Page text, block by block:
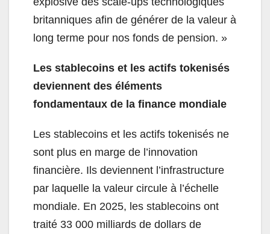
britanniques afin de générer de la valeur à
long terme pour nos fonds de pension. »
Les stablecoins et les actifs tokenisés
deviennent des éléments
fondamentaux de la finance mondiale
Les stablecoins et les actifs tokenisés ne
sont plus en marge de l’innovation
financière. Ils deviennent l’infrastructure
par laquelle la valeur circule à l’échelle
mondiale. En 2025, les stablecoins ont
traité 33 000 milliards de dollars de